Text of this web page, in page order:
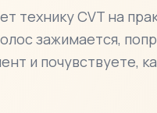
технику CVT на
зажимается,
и почувствуете,